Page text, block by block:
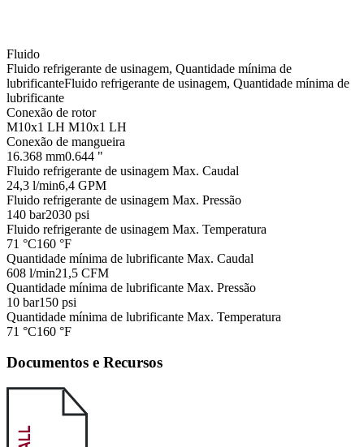
Fluido
Fluido refrigerante de usinagem, Quantidade mínima de
lubrificanteFluido refrigerante de usinagem, Quantidade mínima de
lubrificante
Conexão de rotor
M10x1 LH M10x1 LH
Conexão de mangueira
16.368 mm0.644 "
Fluido refrigerante de usinagem Max. Caudal
24,3 l/min6,4 GPM
Fluido refrigerante de usinagem Max. Pressão
140 bar2030 psi
Fluido refrigerante de usinagem Max. Temperatura
71 °C160 °F
Quantidade mínima de lubrificante Max. Caudal
608 l/min21,5 CFM
Quantidade mínima de lubrificante Max. Pressão
10 bar150 psi
Quantidade mínima de lubrificante Max. Temperatura
71 °C160 °F
Documentos e Recursos